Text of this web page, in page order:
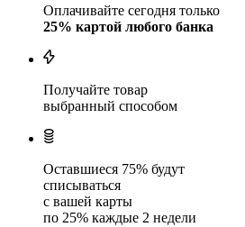
Оплачивайте сегодня только
25% картой любого банка
Получайте товар
выбранный способом
Оставшиеся 75% будут
списываться
с вашей карты
по 25% каждые 2 недели